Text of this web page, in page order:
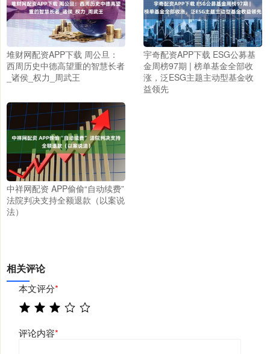
堆财网配资APP下载 周公旦：
西周历史中德高望重的智慧长者
_诸侯_权力_周武王
宇奇配资APP下载 ESG公募基
金周榜97期 | 榜单基金全部收
涨，泛ESG主题主动型基金收
益领先
中祥网配资 APP偷偷“自动续费”
法院判决支持全额退款（以案说
法）
相关评论
本文评分*
评论内容*